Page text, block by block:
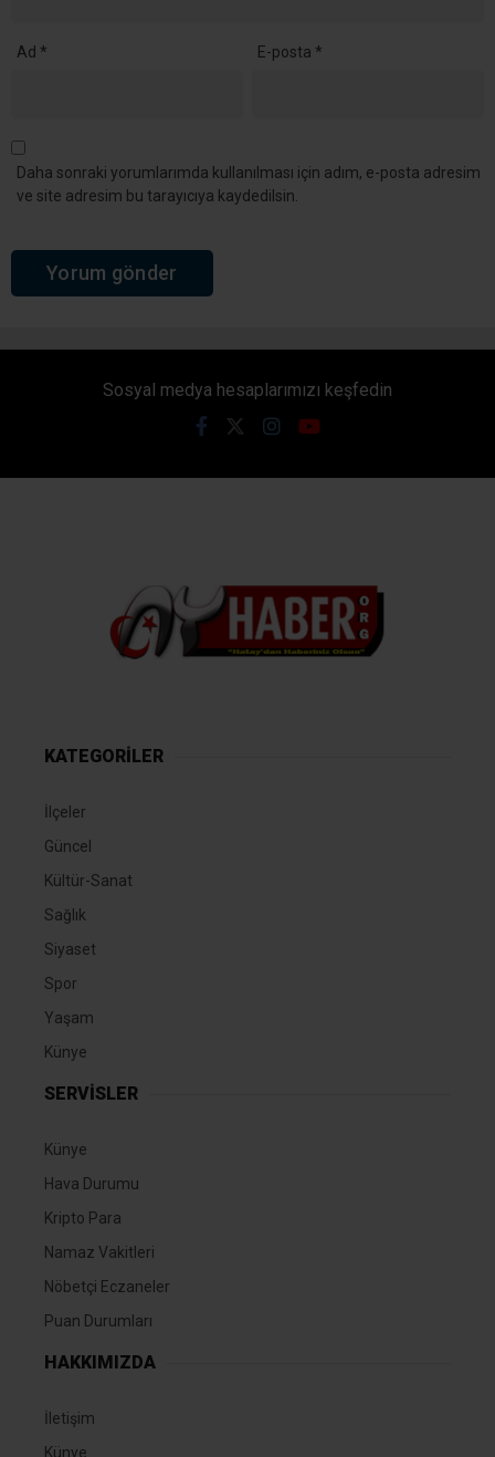
Ad * E-posta *
Daha sonraki yorumlarımda kullanılması için adım, e-posta adresim
ve site adresim bu tarayıcıya kaydedilsin.
Sosyal medya hesaplarımızı keşfedin
KATEGORİLER
İlçeler
Güncel
Kültür-Sanat
Sağlık
Siyaset
Spor
Yaşam
Künye
SERVİSLER
Künye
Hava Durumu
Kripto Para
Namaz Vakitleri
Nöbetçi Eczaneler
Puan Durumları
HAKKIMIZDA
İletişim
Künye